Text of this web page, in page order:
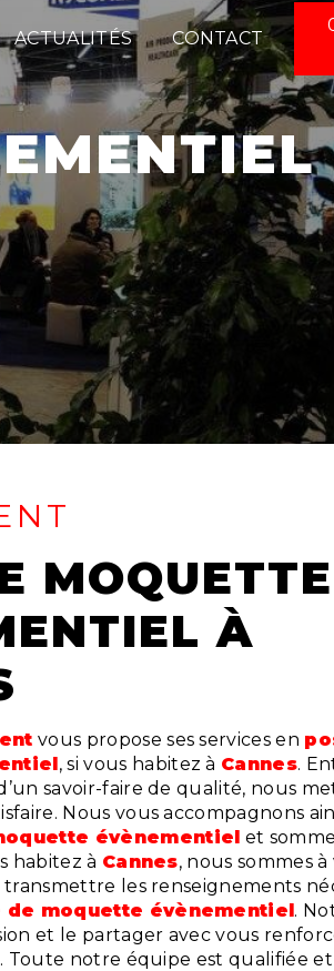
ACTUALITÉS CONTACT
À
vous propose ses services en
, si vous habitez à Cannes.
savoir-faire de qualité, nous
Nous vous accompagnons
évènementiel et
habitez à Cannes, nous sommes
les renseignements
de moquette évènementiel.
et le partager avec vous
Toute notre équipe est qualifiée